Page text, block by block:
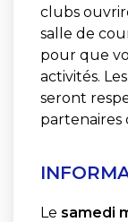
clubs
salle de
pour que
activités.
seront
partenaires
Le samedi